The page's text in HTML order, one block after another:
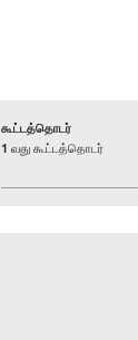
கூட்டத்தொடர்
1 வது கூட்டத்தொடர்